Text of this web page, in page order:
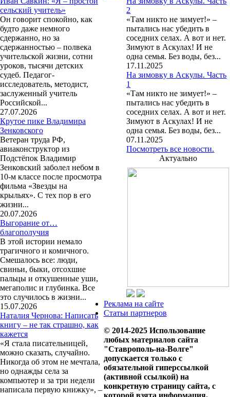
сельский учитель»
Он говорит спокойно, как
будто даже немного
сдержанно, но за
сдержанностью – полвека
учительской жизни, сотни
уроков, тысячи детских
судеб. Педагог-
исследователь, методист,
заслуженный учитель
Российской...
27.07.2026
Крутое пике Владимира
Зенковского
Ветеран труда РФ,
авиаконструктор из
Подстёпок Владимир
Зенковский заболел небом в
10-м классе после просмотра
фильма «Звезды на
крыльях». С тех пор в его
жизни...
20.07.2026
Выгорание от…
благополучия
В этой истории немало
трагичного и комичного.
Смешалось все: люди,
свиньи, быки, отсохшие
пальцы и откушенные уши,
мегаполис и глубинка. Все
это случилось в жизни...
15.07.2026
Наталия Чернова: Написать
книгу – не так страшно, как
кажется
«Я стала писательницей,
можно сказать, случайно.
Никогда об этом не мечтала,
но однажды села за
компьютер и за три недели
написала первую книжку», –
2
«Там никто не зимует!» –
пытались нас убедить в
соседних селах. А вот и нет.
Зимуют в Аскулах! И не
одна семья. Без воды, без...
17.11.2025
На зимовку в Аскулы. Часть
1
«Там никто не зимует!» –
пытались нас убедить в
соседних селах. А вот и нет.
Зимуют в Аскулах! И не
одна семья. Без воды, без...
07.11.2025
Посмотреть все новости.
Актуально
Реклама на сайте
Статьи партнеров
© 2014-2025 Использование
любых материалов сайта
"Ставрополь-на-Волге"
допускается только с
обязательной гиперссылкой
(активной ссылкой) на
конкретную страницу сайта, с